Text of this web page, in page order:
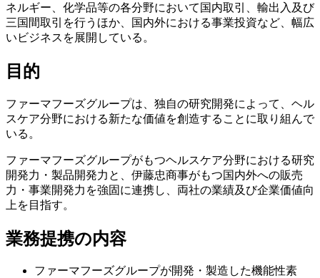
ネルギー、化学品等の各分野において国内取引、輸出入及び
三国間取引を行うほか、国内外における事業投資など、幅広
いビジネスを展開している。
目的
ファーマフーズグループは、独自の研究開発によって、ヘル
スケア分野における新たな価値を創造することに取り組んで
いる。
ファーマフーズグループがもつヘルスケア分野における研究
開発力・製品開発力と、伊藤忠商事がもつ国内外への販売
力・事業開発力を強固に連携し、両社の業績及び企業価値向
上を目指す。
業務提携の内容
ファーマフーズグループが開発・製造した機能性素